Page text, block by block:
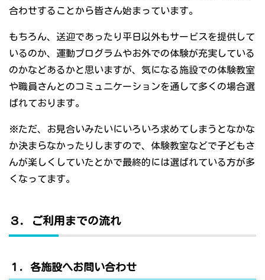
合わせすることから皆さん始まっています。
もちろん、送迎であったり平日以外もサービスを提供して
いるのか、運動プログラムやお外での体験が充実している
のかなどあるかと思いますが、気になる施設での体験教室
や職員さんとのコミュニケーションを通して多くの場合選
ばれております。
※ただ、お見合いみたいにいろいろ求めてしまうとなかな
か決まらなかったりしますので、体験教室などで子どもさ
んが楽しくしていたとかで最終的には選ばれている方が多
くなってます。
３．ご利用までの流れ
１．各施設へお問い合わせ